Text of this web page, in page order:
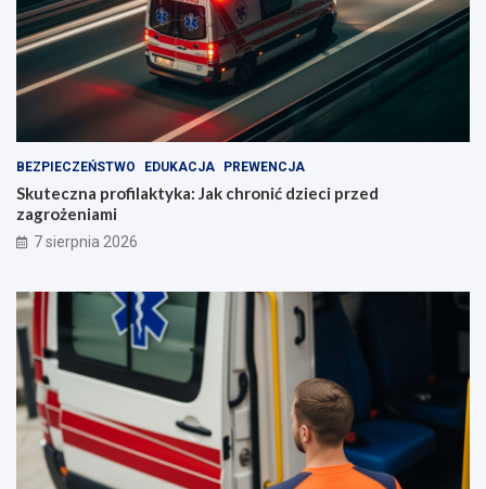
BEZPIECZEŃSTWO EDUKACJA PREWENCJA
Skuteczna profilaktyka: Jak chronić dzieci przed
zagrożeniami
7 sierpnia 2026